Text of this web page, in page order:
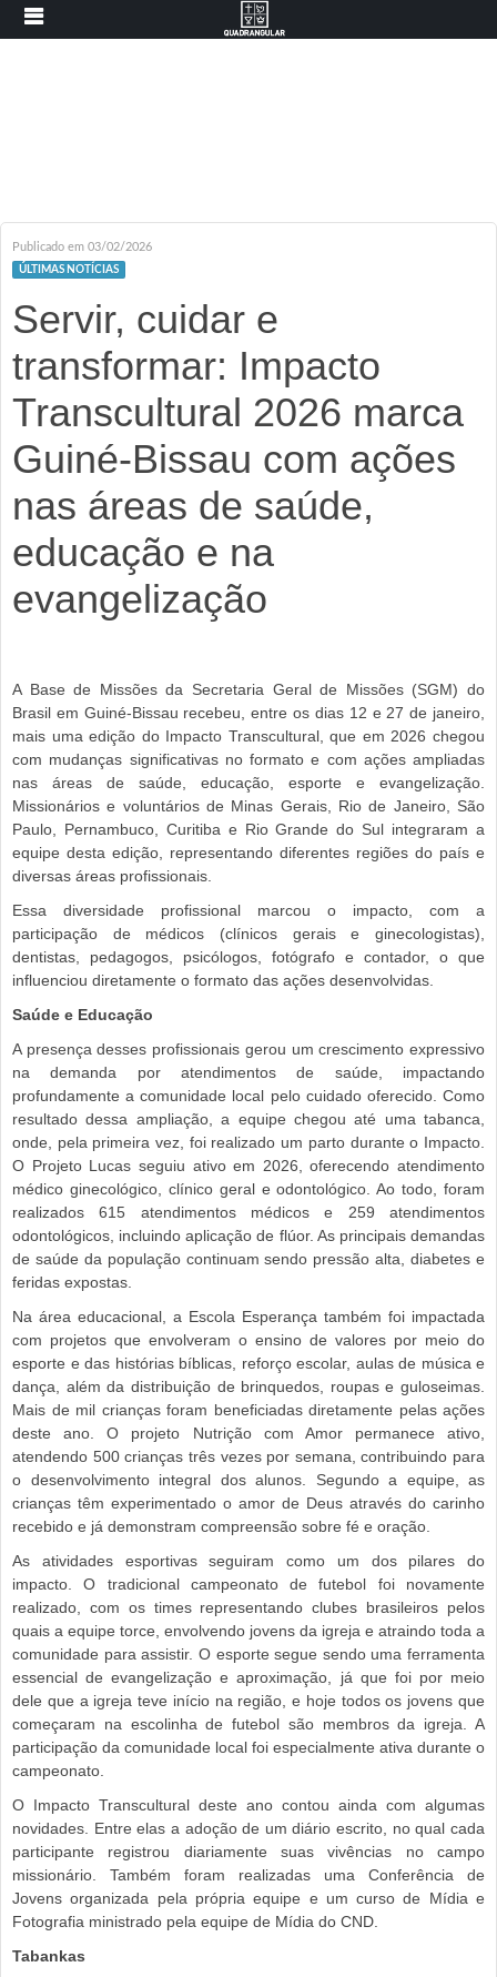
Publicado em 03/02/2026
ÚLTIMAS NOTÍCIAS
Servir, cuidar e
transformar: Impacto
Transcultural 2026 marca
Guiné-Bissau com ações
nas áreas de saúde,
educação e na
evangelização
A Base de Missões da Secretaria Geral de Missões (SGM) do
Brasil em Guiné-Bissau recebeu, entre os dias 12 e 27 de janeiro,
mais uma edição do Impacto Transcultural, que em 2026 chegou
com mudanças significativas no formato e com ações ampliadas
nas áreas de saúde, educação, esporte e evangelização.
Missionários e voluntários de Minas Gerais, Rio de Janeiro, São
Paulo, Pernambuco, Curitiba e Rio Grande do Sul integraram a
equipe desta edição, representando diferentes regiões do país e
diversas áreas profissionais.
Essa diversidade profissional marcou o impacto, com a
participação de médicos (clínicos gerais e ginecologistas),
dentistas, pedagogos, psicólogos, fotógrafo e contador, o que
influenciou diretamente o formato das ações desenvolvidas.
Saúde e Educação
A presença desses profissionais gerou um crescimento expressivo
na demanda por atendimentos de saúde, impactando
profundamente a comunidade local pelo cuidado oferecido. Como
resultado dessa ampliação, a equipe chegou até uma tabanca,
onde, pela primeira vez, foi realizado um parto durante o Impacto.
O Projeto Lucas seguiu ativo em 2026, oferecendo atendimento
médico ginecológico, clínico geral e odontológico. Ao todo, foram
realizados 615 atendimentos médicos e 259 atendimentos
odontológicos, incluindo aplicação de flúor. As principais demandas
de saúde da população continuam sendo pressão alta, diabetes e
feridas expostas.
Na área educacional, a Escola Esperança também foi impactada
com projetos que envolveram o ensino de valores por meio do
esporte e das histórias bíblicas, reforço escolar, aulas de música e
dança, além da distribuição de brinquedos, roupas e guloseimas.
Mais de mil crianças foram beneficiadas diretamente pelas ações
deste ano. O projeto Nutrição com Amor permanece ativo,
atendendo 500 crianças três vezes por semana, contribuindo para
o desenvolvimento integral dos alunos. Segundo a equipe, as
crianças têm experimentado o amor de Deus através do carinho
recebido e já demonstram compreensão sobre fé e oração.
As atividades esportivas seguiram como um dos pilares do
impacto. O tradicional campeonato de futebol foi novamente
realizado, com os times representando clubes brasileiros pelos
quais a equipe torce, envolvendo jovens da igreja e atraindo toda a
comunidade para assistir. O esporte segue sendo uma ferramenta
essencial de evangelização e aproximação, já que foi por meio
dele que a igreja teve início na região, e hoje todos os jovens que
começaram na escolinha de futebol são membros da igreja. A
participação da comunidade local foi especialmente ativa durante o
campeonato.
O Impacto Transcultural deste ano contou ainda com algumas
novidades. Entre elas a adoção de um diário escrito, no qual cada
participante registrou diariamente suas vivências no campo
missionário. Também foram realizadas uma Conferência de
Jovens organizada pela própria equipe e um curso de Mídia e
Fotografia ministrado pela equipe de Mídia do CND.
Tabankas